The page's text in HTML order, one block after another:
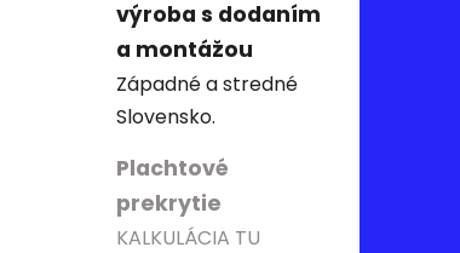
výroba s dodaním
a montážou
Západné a stredné
Slovensko.
Plachtové
prekrytie
KALKULÁCIA TU